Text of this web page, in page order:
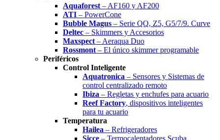
Aquaforest – AF160 y AF200
ATI – PowerCone
Bubble Magus – Serie QQ, Z5, G5/7/9. Curve
Deltec – Skimmers y Accesorios
Maxspect – Aeraqua Duo
Rossmont – El único skimmer programable
Periféricos
Control Inteligente
Aquatronica – Sensores y Sistemas de
control centralizado remoto
Ibiza – Regletas y enchufes para acuario
Reef Factory, dispositivos inteligentes
para tu acuario
Temperatura
Hailea – Refrigeradores
Sicce – Termocalentadores Scuba